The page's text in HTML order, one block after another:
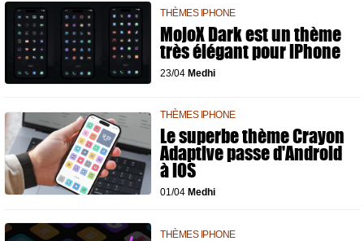
THÈMES IPHONE
MojoX Dark est un thème
très élégant pour iPhone
23/04 Medhi
THÈMES IPHONE
Le superbe thème Crayon
Adaptive passe d'Android
à iOS
01/04 Medhi
THÈMES IPHONE